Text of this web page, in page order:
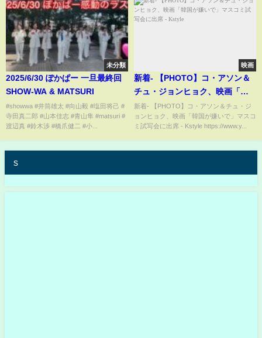
未分類
2025/6/30 ぽかぱー 一旦最終回
SHOW-WA & MATSURI
#showwa #井筒雄太 #向山毅 #塩田将己 #
寺田真二郎 #山本佳志 #青山隼 #matsuri #
渡辺真 #鈴木渉 #橋爪健二 #小...
映画
新着- 【PHOTO】コ・アソン＆
チュ・ジョンヒョク、映画「韓
国が嫌いで」マスコミ試写会に
出席 - Kstyle
新着- 【PHOTO】コ・アソン＆チュ・ジ
ョンヒョク、映画「韓国が嫌いで」マスコ
ミ試写会に出席 - Kstyle https://www.y...
s